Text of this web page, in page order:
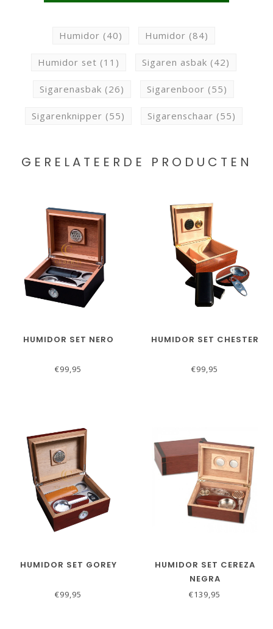
Humidor (40) Humidor (84)
Humidor set (11) Sigaren asbak (42)
Sigarenasbak (26) Sigarenboor (55)
Sigarenknipper (55) Sigarenschaar (55)
GERELATEERDE PRODUCTEN
HUMIDOR SET NERO
€99,95
HUMIDOR SET CHESTER
€99,95
HUMIDOR SET GOREY
€99,95
HUMIDOR SET CEREZA
NEGRA
€139,95